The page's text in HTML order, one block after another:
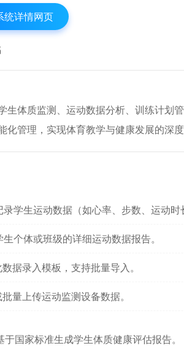
统详情网页
生体质监测、运动数据分析、训练计划
化管理，实现体育教学与健康发展的深度
录学生运动数据（如心率、步数、运动时
生个体或班级的详细运动数据报告。
数据录入模板，支持批量导入。
批量上传运动监测设备数据。
于国家标准生成学生体质健康评估报告。